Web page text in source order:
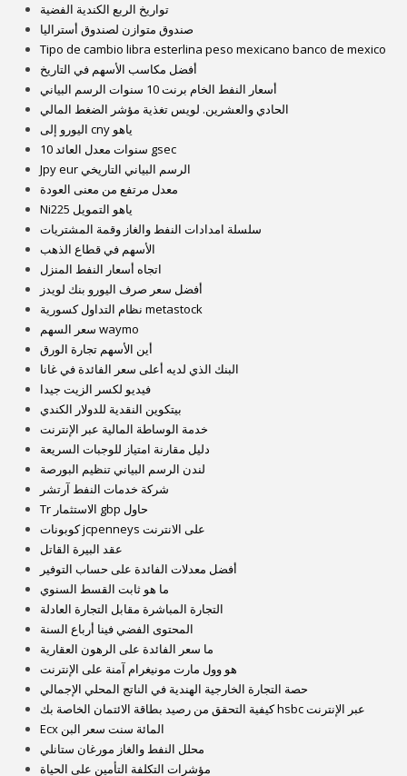
تواريخ الربع الكندية الفضية
صندوق متوازن لصندوق أستراليا
Tipo de cambio libra esterlina peso mexicano banco de mexico
أفضل مكاسب الأسهم في التاريخ
أسعار النفط الخام برنت 10 سنوات الرسم البياني
الحادي والعشرين. لويس تغذية مؤشر الضغط المالي
اليورو إلى cny ياهو
10 سنوات معدل العائد gsec
Jpy eur الرسم البياني التاريخي
معدل مرتفع من معنى العودة
Ni225 ياهو التمويل
سلسلة امدادات النفط والغاز وقمة المشتريات
الأسهم في قطاع الذهب
اتجاه أسعار النفط المنزل
أفضل سعر صرف اليورو بنك لويدز
نظام التداول كسورية metastock
سعر السهم waymo
أين الأسهم تجارة الورق
البنك الذي لديه أعلى سعر الفائدة في غانا
فيديو لكسر الزيت جيدا
بيتكوين النقدية للدولار الكندي
خدمة الوساطة المالية عبر الإنترنت
دليل مقارنة امتياز للوجبات السريعة
لندن الرسم البياني تنظيم البورصة
شركة خدمات النفط آرتشر
Tr الاستثمار gbp حاول
كوبونات jcpenneys على الانترنت
عقد البيرة القاتل
أفضل معدلات الفائدة على حساب التوفير
ما هو ثابت القسط السنوي
التجارة المباشرة مقابل التجارة العادلة
المحتوى الفضي فينا أرباع السنة
ما سعر الفائدة على الرهون العقارية
هو وول مارت مونيغرام آمنة على الإنترنت
حصة التجارة الخارجية الهندية في الناتج المحلي الإجمالي
كيفية التحقق من رصيد بطاقة الائتمان الخاصة بك hsbc عبر الإنترنت
Ecx المائة سنت سعر البن
محلل النفط والغاز مورغان ستانلي
مؤشرات التكلفة التأمين على الحياة